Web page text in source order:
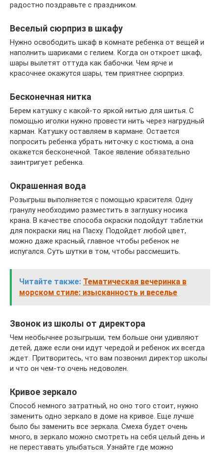
радостно поздравьте с праздником.
Веселый сюрприз в шкафу
Нужно освободить шкаф в комнате ребенка от вещей и
наполнить шариками с гелием. Когда он откроет шкаф,
шары вылетят оттуда как бабочки. Чем ярче и
красочнее окажутся шары, тем приятнее сюрприз.
Бесконечная нитка
Берем катушку с какой-то яркой нитью для шитья. С
помощью иголки нужно провести нить через нагрудный
карман. Катушку оставляем в кармане. Остается
попросить ребенка убрать ниточку с костюма, а она
окажется бесконечной. Такое явление обязательно
заинтригует ребенка.
Окрашенная вода
Розыгрыш выполняется с помощью красителя. Одну
гранулу необходимо разместить в заглушку носика
крана. В качестве способа окраски подойдут таблетки
для покраски яиц на Пасху. Подойдет любой цвет,
можно даже красный, главное чтобы ребенок не
испугался. Суть шутки в том, чтобы рассмешить.
Читайте также: Тематическая вечеринка в
морском стиле: изысканность и веселье
Звонок из школы от директора
Чем необычнее розыгрыши, тем больше они удивляют
детей, даже если они идут чередой и ребенок их всегда
ждет. Притворитесь, что вам позвонил директор школы
и что он чем-то очень недоволен.
Кривое зеркало
Способ немного затратный, но оно того стоит, нужно
заменить одно зеркало в доме на кривое. Еще лучше
было бы заменить все зеркала. Смеха будет очень
много, в зеркало можно смотреть на себя целый день и
не переставать улыбаться. Узнайте где можно